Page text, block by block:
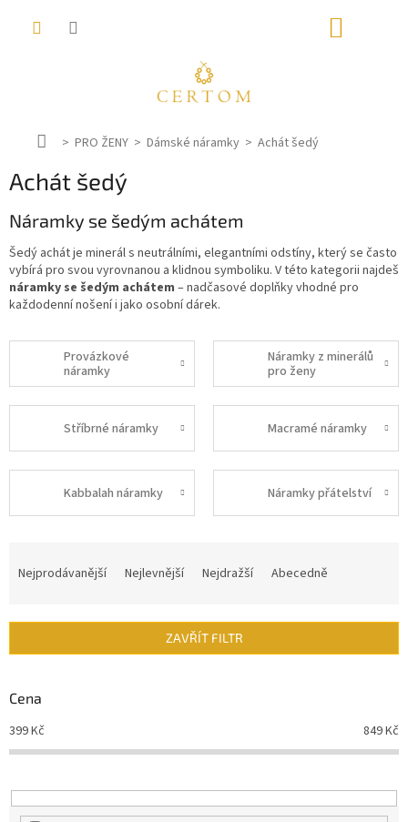
D
m
PRO ŽENY Dámské náramky Achát šedý
Achát šedý
Náramky se šedým achátem
Šedý achát je minerál s neutrálními, elegantními odstíny, který se často
vybírá pro svou vyrovnanou a klidnou symboliku. V této kategorii najdeš
náramky se šedým achátem – nadčasové doplňky vhodné pro
každodenní nošení i jako osobní dárek.
Provázkové
náramky
Náramky z minerálů
pro ženy
Stříbrné náramky Macramé náramky
Kabbalah náramky Náramky přátelství
í
r
o
d
u
t
ů
Nejprodávanější Nejlevnější Nejdražší Abecedně
ZAVŘÍT FILTR
Cena
399Kč 849Kč